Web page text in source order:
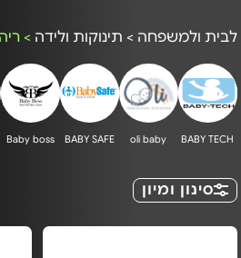
לבית ולמשפחה > תינוקות ולידה >
BABY TECH
oli baby
BABY SAFE
Baby boss
סינון ומיון